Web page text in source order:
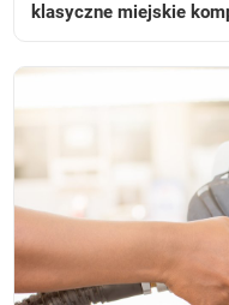
klasyczne miejskie